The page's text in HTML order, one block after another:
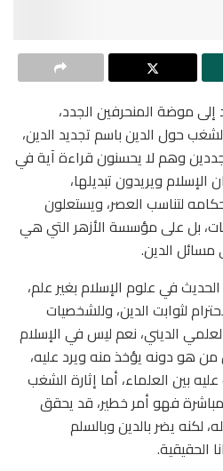
موضة المنحرفين الجدد،
حول الدين باسم تجديد الدين،
وهم لا يحسنون قراءة آية في
الإسلام ويريدون تبديلها،
لتناسب العصر، ويستعلون
بل على مؤسسة الأزهر التي هي
مسائل الدين.
في علوم الإسلام بغير علم،
لثوابت الدين، وللشخصيات
الديني، نعم ليس في الإسلام
هو دونه يؤخذ منه ويرد عليه،
بين العلماء، أما إثارة الشغب
فهو أمر خطير، قد يحقق
لكنه يضر بالدين وبالسلم
الحقيقية.